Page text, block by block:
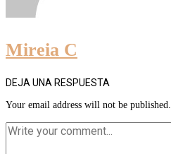
Mireia C
DEJA UNA RESPUESTA
Your email address will not be published.